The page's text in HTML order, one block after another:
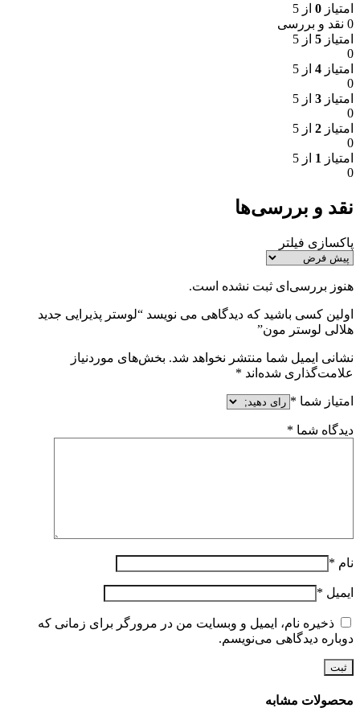
امتیاز 0 از 5
0 نقد و بررسی
امتیاز 5 از 5
0
امتیاز 4 از 5
0
امتیاز 3 از 5
0
امتیاز 2 از 5
0
امتیاز 1 از 5
0
نقد و بررسی‌ها
پاکسازی فیلتر
هنوز بررسی‌ای ثبت نشده است.
اولین کسی باشید که دیدگاهی می نویسد “لوستر پذیرایی جدید
هلالی لوستر مون”
نشانی ایمیل شما منتشر نخواهد شد. بخش‌های موردنیاز
علامت‌گذاری شده‌اند *
امتیاز شما *
دیدگاه شما *
نام *
ایمیل *
ذخیره نام، ایمیل و وبسایت من در مرورگر برای زمانی که
دوباره دیدگاهی می‌نویسم.
محصولات مشابه